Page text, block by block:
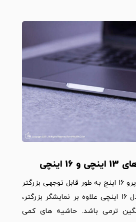
از نظر اندازه مک بوک پرو 16 اینچ به طور قابل توجهی بزرگتر
و سنگین تر است. مدل 16 اینچی علاوه بر نمایشگر بزرگتر،
سنگین ترمی باشد. حاشیه های کمی